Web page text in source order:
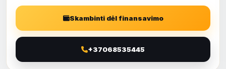
Skambinti dėl finansavimo
+37068535445